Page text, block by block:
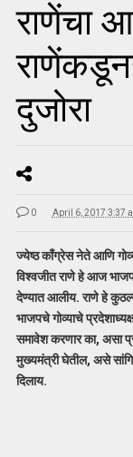
राणेंचा
दुजोरा
0 April 6, 2017 3:37
ज्येष्ठ काँग्रेस नेते आणि
विश्वजीत राणे हे आज
देण्यात आलीय. राणे हे
भाजपचे गोव्याचे
समावेश करणार का, असा
मुख्यमंत्री घेतील, असे
दिलाय.